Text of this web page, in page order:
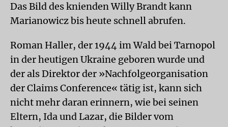
Das Bild des knienden Willy Brandt kann
Marianowicz bis heute schnell abrufen.
Roman Haller, der 1944 im Wald bei Tarnopol
in der heutigen Ukraine geboren wurde und
der als Direktor der »Nachfolgeorganisation
der Claims Conference« tätig ist, kann sich
nicht mehr daran erinnern, wie bei seinen
Eltern, Ida und Lazar, die Bilder vom